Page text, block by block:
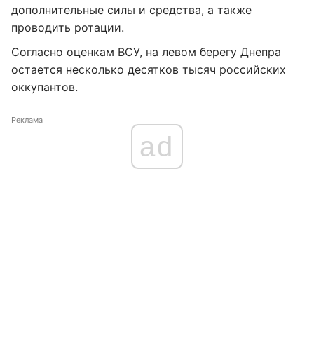
дополнительные силы и средства, а также
проводить ротации.
Согласно оценкам ВСУ, на левом берегу Днепра
остается несколько десятков тысяч российских
оккупантов.
Реклама
ad